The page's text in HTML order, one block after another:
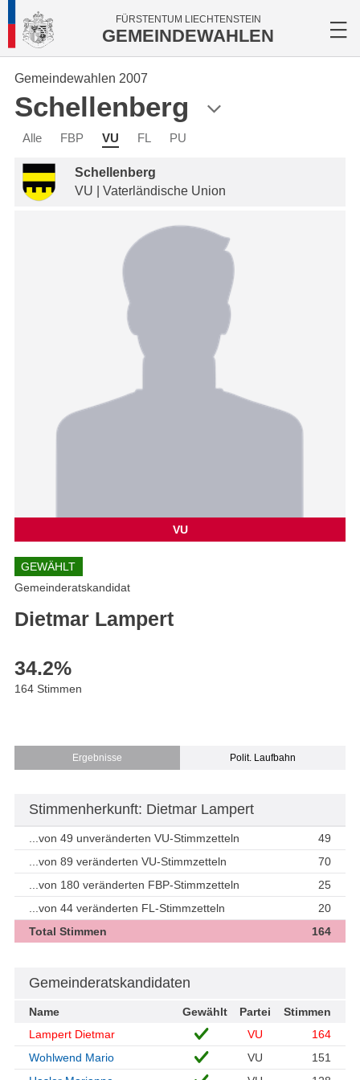
FÜRSTENTUM LIECHTENSTEIN
GEMEINDEWAHLEN
Gemeindewahlen 2007
Schellenberg
Alle FBP VU FL PU
Schellenberg
VU | Vaterländische Union
VU
GEWÄHLT
Gemeinderatskandidat
Dietmar Lampert
34.2%
164 Stimmen
Ergebnisse Polit. Laufbahn
Stimmenherkunft: Dietmar Lampert
...von 49 unveränderten VU-Stimmzetteln
49
...von 89 veränderten VU-Stimmzetteln
70
...von 180 veränderten FBP-Stimmzetteln
25
...von 44 veränderten FL-Stimmzetteln
20
Total Stimmen
164
Gemeinderatskandidaten
Name Gewählt Partei
Stimmen
Lampert Dietmar
VU
164
Wohlwend Mario
VU
151